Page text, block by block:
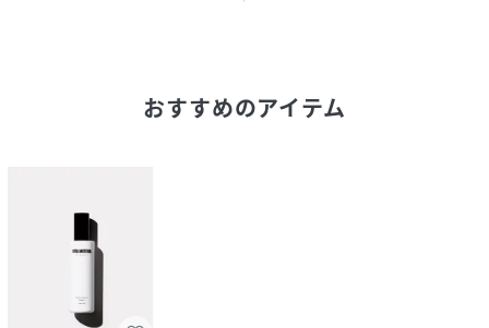
おすすめのアイテム